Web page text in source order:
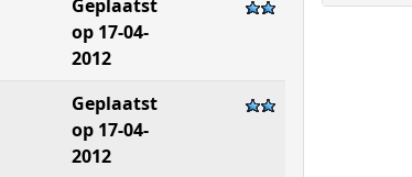
Geplaatst
op 17-04-
2012
Geplaatst
op 17-04-
2012